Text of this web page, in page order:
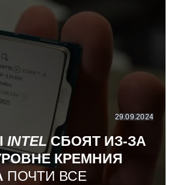
29.09.2024
INTELСБОЯТ ИЗ-ЗА
КРЕМНИЯ
ПОЧТИ ВСЕ